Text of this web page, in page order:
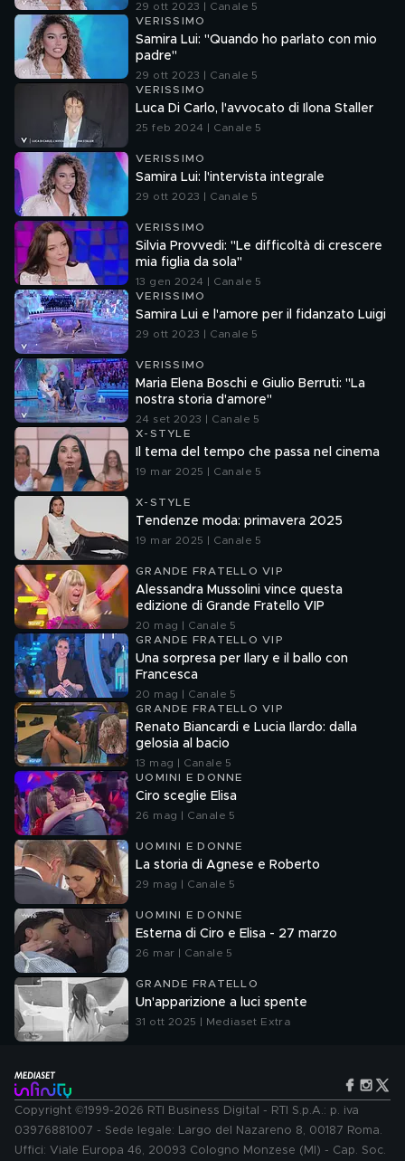
29 ott 2023 | Canale 5
VERISSIMO
Samira Lui: "Quando ho parlato con mio
padre"
29 ott 2023 | Canale 5
VERISSIMO
Luca Di Carlo, l'avvocato di Ilona Staller
25 feb 2024 | Canale 5
VERISSIMO
Samira Lui: l'intervista integrale
29 ott 2023 | Canale 5
VERISSIMO
Silvia Provvedi: "Le difficoltà di crescere
mia figlia da sola"
13 gen 2024 | Canale 5
VERISSIMO
Samira Lui e l'amore per il fidanzato Luigi
29 ott 2023 | Canale 5
VERISSIMO
Maria Elena Boschi e Giulio Berruti: "La
nostra storia d'amore"
24 set 2023 | Canale 5
X-STYLE
Il tema del tempo che passa nel cinema
19 mar 2025 | Canale 5
X-STYLE
Tendenze moda: primavera 2025
19 mar 2025 | Canale 5
GRANDE FRATELLO VIP
Alessandra Mussolini vince questa
edizione di Grande Fratello VIP
20 mag | Canale 5
GRANDE FRATELLO VIP
Una sorpresa per Ilary e il ballo con
Francesca
20 mag | Canale 5
GRANDE FRATELLO VIP
Renato Biancardi e Lucia Ilardo: dalla
gelosia al bacio
13 mag | Canale 5
UOMINI E DONNE
Ciro sceglie Elisa
26 mag | Canale 5
UOMINI E DONNE
La storia di Agnese e Roberto
29 mag | Canale 5
UOMINI E DONNE
Esterna di Ciro e Elisa - 27 marzo
26 mar | Canale 5
GRANDE FRATELLO
Un'apparizione a luci spente
31 ott 2025 | Mediaset Extra
Copyright ©1999-2026 RTI Business Digital - RTI S.p.A.: p. iva
03976881007 - Sede legale: Largo del Nazareno 8, 00187 Roma.
Uffici: Viale Europa 46, 20093 Cologno Monzese (MI) - Cap. Soc.